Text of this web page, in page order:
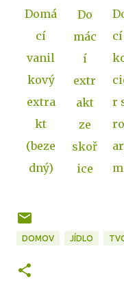
Domá
cí
vanil
kový
extra
kt
(beze
dný)
Do
mác
í
extr
akt
ze
skoř
ice
cí
r
m
DOMOV JÍDLO